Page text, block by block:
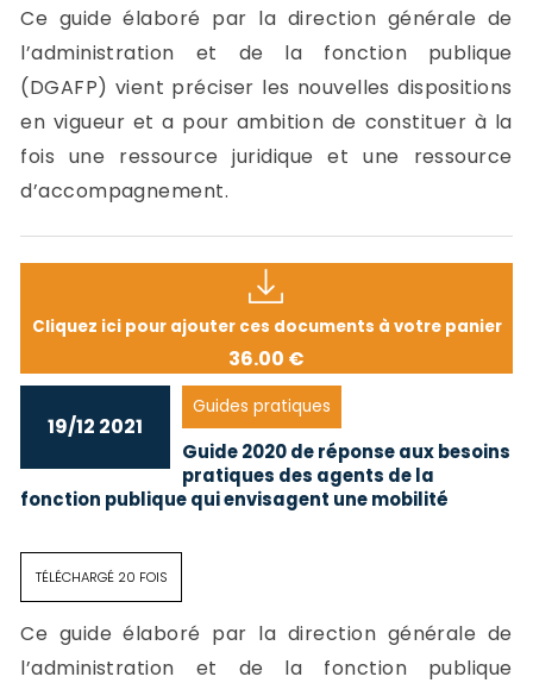
Ce guide élaboré par la direction générale de
l’administration et de la fonction publique
(DGAFP) vient préciser les nouvelles dispositions
en vigueur et a pour ambition de constituer à la
fois une ressource juridique et une ressource
d’accompagnement.
Cliquez ici pour ajouter ces documents à votre panier
36.00 €
Guides pratiques
19/12 2021
Guide 2020 de réponse aux besoins
pratiques des agents de la
fonction publique qui envisagent une mobilité
TÉLÉCHARGÉ 20 FOIS
Ce guide élaboré par la direction générale de
l’administration et de la fonction publique